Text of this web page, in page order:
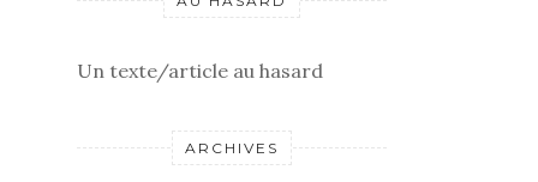
Un texte/article au hasard
ARCHIVES